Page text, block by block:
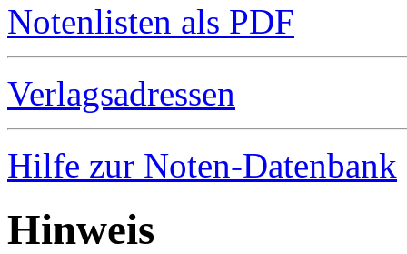
Notenlisten als PDF
Verlagsadressen
Hilfe zur Noten-Datenbank
Hinweis